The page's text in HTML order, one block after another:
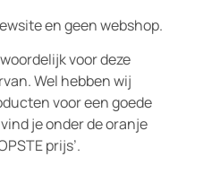
en geen webshop.
voor deze
Wel hebben wij
voor een goede
je onder de oranje
prijs’.